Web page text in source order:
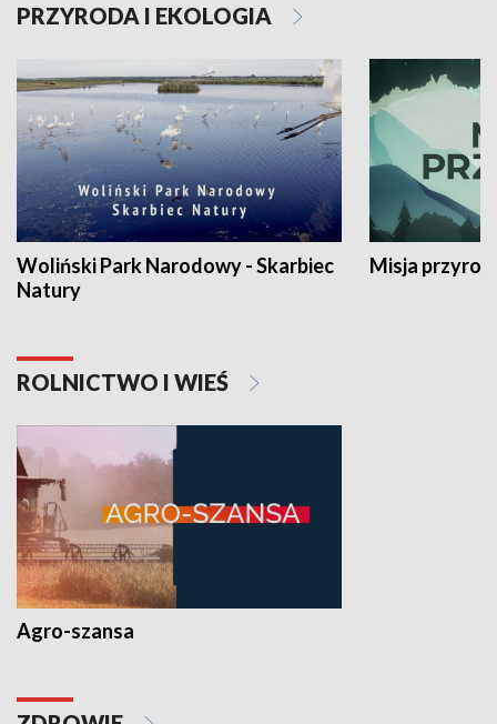
PRZYRODA I EKOLOGIA
Woliński Park Narodowy - Skarbiec
Natury
Misja
ROLNICTWO I WIEŚ
Agro-szansa